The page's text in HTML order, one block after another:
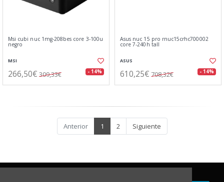
Msi cubi nuc 1mg-208bes core 3-100u
negro
MSI
266,50€ 309,33€ - 14%
Asus nuc 15 pro rnuc15crhc700002
core 7-240h tall
ASUS
610,25€ 708,32€ - 14%
Anterior 1 2 Siguiente